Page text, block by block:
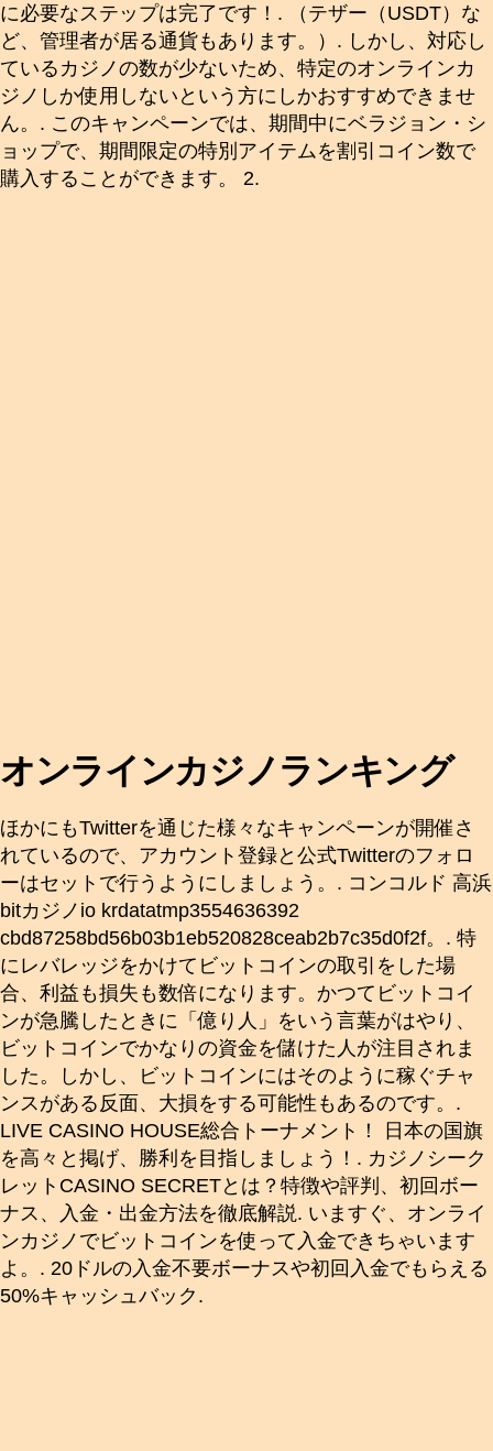
に必要なステップは完了です！. （テザー（USDT）な
ど、管理者が居る通貨もあります。）. しかし、対応し
ているカジノの数が少ないため、特定のオンラインカ
ジノしか使用しないという方にしかおすすめできませ
ん。. このキャンペーンでは、期間中にベラジョン・シ
ョップで、期間限定の特別アイテムを割引コイン数で
購入することができます。 2.
オンラインカジノランキング
ほかにもTwitterを通じた様々なキャンペーンが開催さ
れているので、アカウント登録と公式Twitterのフォロ
ーはセットで行うようにしましょう。. コンコルド 高浜
bitカジノio krdatatmp3554636392
cbd87258bd56b03b1eb520828ceab2b7c35d0f2f。. 特
にレバレッジをかけてビットコインの取引をした場
合、利益も損失も数倍になります。かつてビットコイ
ンが急騰したときに「億り人」をいう言葉がはやり、
ビットコインでかなりの資金を儲けた人が注目されま
した。しかし、ビットコインにはそのように稼ぐチャ
ンスがある反面、大損をする可能性もあるのです。.
LIVE CASINO HOUSE総合トーナメント！ 日本の国旗
を高々と掲げ、勝利を目指しましょう！. カジノシーク
レットCASINO SECRETとは？特徴や評判、初回ボー
ナス、入金・出金方法を徹底解説. いますぐ、オンライ
ンカジノでビットコインを使って入金できちゃいます
よ。. 20ドルの入金不要ボーナスや初回入金でもらえる
50%キャッシュバック.